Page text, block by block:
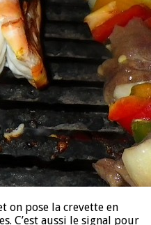
on pose la crevette en
C’est aussi le signal pour